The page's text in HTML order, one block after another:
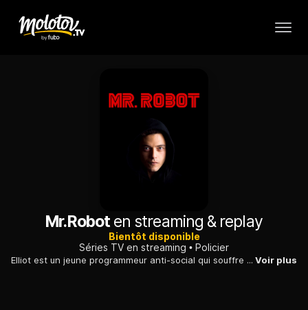
Mr.Roboten streaming & replay
Bientôt disponible
Séries TV en streaming
Policier
Elliot est un jeune programmeur anti-social qui souffre d'un trouble du comportement qui le pousse à croire qu'il ne peut rencontrer des gens qu'en les hackant. Voir plus